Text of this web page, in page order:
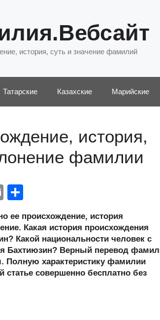
история, суть и значение фамилий
Татарские Казахские Марийские
история,
фамилии
E
ail р
а
в
и
ее происхождение, история
Какая история происхождения
Какой национальности человек с
Бахтиюзин? Верный перевод
Полную характеристику фамилии
статье совершенно бесплатно без